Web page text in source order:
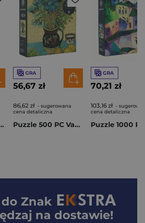
Fruit Vox Botanica
GRA
56,67 zł
86,62 zł - sugerowana
cena detaliczna
Puzzle 500 PC Van Gogh’s Still Life
GRA
70,21 zł
103,16 zł -
cena detaliczna
do Znak
na dostawie!